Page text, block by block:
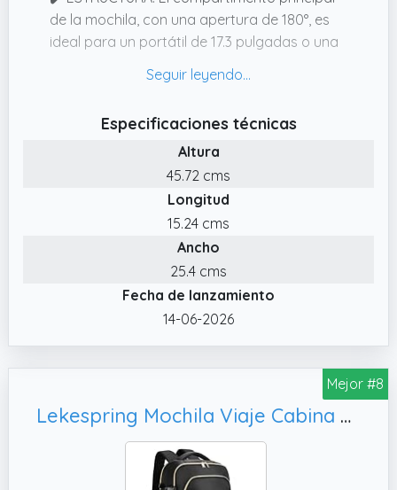
sentir más seguro por la noche
✔️ UNA AMPLIA GAMA DE APLICACIONES.
Nuestra correa de hombro de mochila
plegable ligera se puede ajustar,adecuada
viajar,vacaciones,compras,ciclismo y
ejercicio.Las personas mayores,los
diferentes colores y vivir una vida colorida
de la mochila, con una apertura de 180°, es
ideal para un portátil de 17.3 pulgadas o una
tiene suficiente espacio para un portátil de
✔️ SISTEMA MOLLE: La mochila para hombres
Huntvp cuenta con un diseño de correas
MOLLE cortadas con láser y un área para
parches. Está diseñada para usarse en
combinación con otros accesorios MOLLE,
como bolsas para botellas de agua,
walkietalkies, bolsas de primeros auxilios, etc.
✔️ MATERIAL: La mochila táctica Huntvp está
hecha de un resistente nylon militar de 900D.
✔️ CAPACIDAD 35L. Este mochila militar tiene
las dimensiones perfectas: 30 x 50 x 22 cm.
Especificaciones técnicas
Altura
45.72 cms
Longitud
15.24 cms
Ancho
25.4 cms
Fecha de lanzamiento
14-06-2026
Mejor #8
Lekespring Mochila Viaje Cabina Avion 40x20x25 Mujer | Mochila Portatil 17 Pulgadas 35L - Mochila Ryanair 40x30x20 con 6 Bolsas Organizadoras - Vacaciones Negocios Trabajo Viajes (Negro, XL)